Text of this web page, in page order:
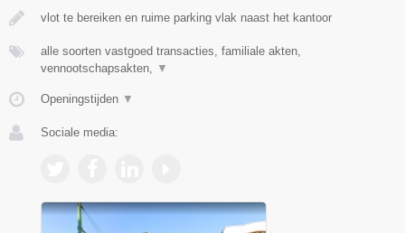
vlot te bereiken en ruime parking vlak naast het kantoor
alle soorten vastgoed transacties, familiale akten,
vennootschapsakten,
▼
Openingstijden ▼
Sociale media: